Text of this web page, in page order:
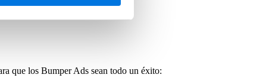
que los Bumper Ads sean todo un éxito: